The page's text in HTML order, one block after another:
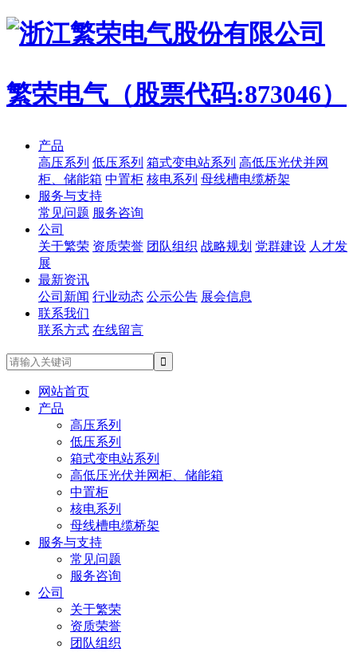
繁荣电气（股票代码:873046）
产品
高压系列 低压系列 箱式变电站系列 高低压光伏并网
柜、储能箱 中置柜 核电系列 母线槽电缆桥架
服务与支持
常见问题 服务咨询
公司
关于繁荣 资质荣誉 团队组织 战略规划 党群建设 人才发
展
最新资讯
公司新闻 行业动态 公示公告 展会信息
联系我们
联系方式 在线留言
网站首页
产品
高压系列
低压系列
箱式变电站系列
高低压光伏并网柜、储能箱
中置柜
核电系列
母线槽电缆桥架
服务与支持
常见问题
服务咨询
公司
关于繁荣
资质荣誉
团队组织